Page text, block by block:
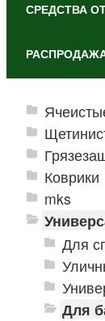
СРЕДСТВА
Коврики
mks
Для
Для